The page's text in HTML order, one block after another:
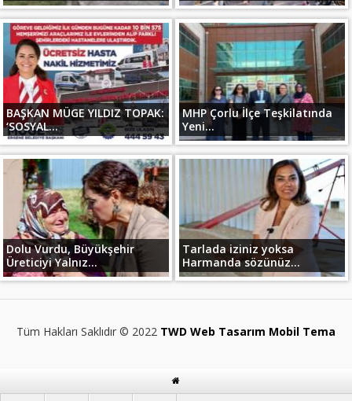
BAŞKAN MÜGE YILDIZ TOPAK:
‘SOSYAL...
MHP Çorlu İlçe Teşkilatında
Yeni...
Dolu Vurdu, Büyükşehir
Üreticiyi Yalnız...
Tarlada iziniz yoksa
Harmanda sözünüz...
Tüm Hakları Saklıdır © 2022 TWD Web Tasarım Mobil Tema